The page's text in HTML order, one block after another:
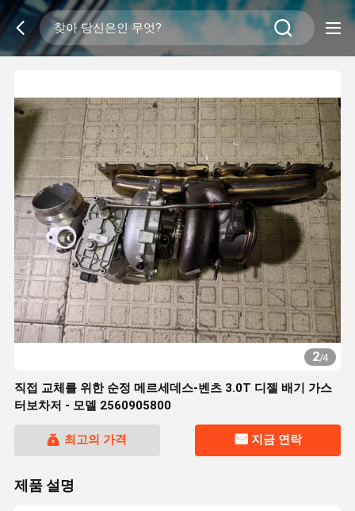
2/4
직접 교체를 위한 순정 메르세데스-벤츠 3.0T 디젤 배기 가스
터보차저 - 모델 2560905800
최고의 가격 지금 연락
제품 설명